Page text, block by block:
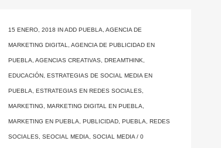
15 ENERO, 2018 INADD PUEBLA AGENCIA DE
MARKETING DIGITAL AGENCIA DE PUBLICIDAD EN
PUEBLA AGENCIAS CREATIVAS DREAMTHINK
EDUCACIÓN ESTRATEGIAS DE SOCIAL MEDIA EN
PUEBLA ESTRATEGIAS EN REDES SOCIALES
MARKETING MARKETING DIGITAL EN PUEBLA
MARKETING EN PUEBLA PUBLICIDAD PUEBLA REDES
SOCIALES SEOCIAL MEDIA SOCIAL MEDIA / 0